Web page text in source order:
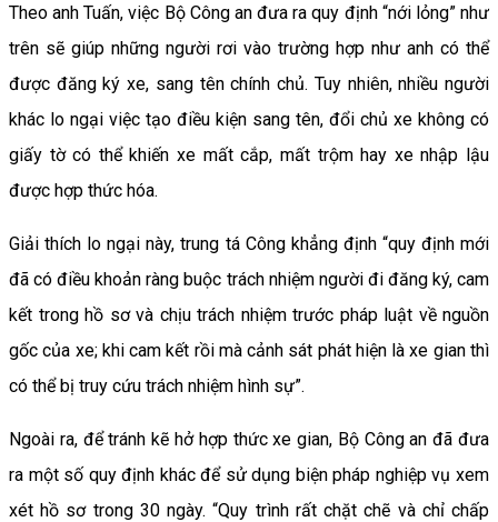
Theo anh Tuấn, việc Bộ Công an đưa ra quy định “nới lỏng” như
trên sẽ giúp những người rơi vào trường hợp như anh có thể
được đăng ký xe, sang tên chính chủ. Tuy nhiên, nhiều người
khác lo ngại việc tạo điều kiện sang tên, đổi chủ xe không có
giấy tờ có thể khiến xe mất cắp, mất trộm hay xe nhập lậu
được hợp thức hóa.
Giải thích lo ngại này, trung tá Công khẳng định “quy định mới
đã có điều khoản ràng buộc trách nhiệm người đi đăng ký, cam
kết trong hồ sơ và chịu trách nhiệm trước pháp luật về nguồn
gốc của xe; khi cam kết rồi mà cảnh sát phát hiện là xe gian thì
có thể bị truy cứu trách nhiệm hình sự”.
Ngoài ra, để tránh kẽ hở hợp thức xe gian, Bộ Công an đã đưa
ra một số quy định khác để sử dụng biện pháp nghiệp vụ xem
xét hồ sơ trong 30 ngày. “Quy trình rất chặt chẽ và chỉ chấp